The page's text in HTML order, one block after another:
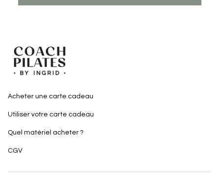
Acheter une carte cadeau
Utiliser votre carte cadeau
Quel matériel acheter ?
CGV